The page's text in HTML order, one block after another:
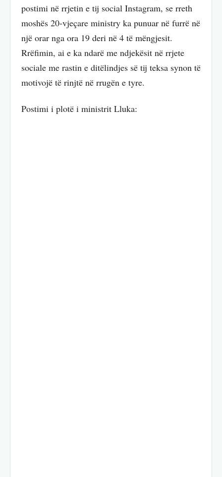
postimi në rrjetin e tij social Instagram, se rreth
moshës 20-vjeçare ministry ka punuar në furrë në
një orar nga ora 19 deri në 4 të mëngjesit.
Rrëfimin, ai e ka ndarë me ndjekësit në rrjete
sociale me rastin e ditëlindjes së tij teksa synon të
motivojë të rinjtë në rrugën e tyre.
Postimi i plotë i ministrit Lluka: